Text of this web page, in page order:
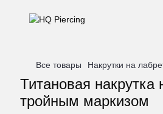
Все товары Накрутки на
Титановая накрутка
тройным маркизом